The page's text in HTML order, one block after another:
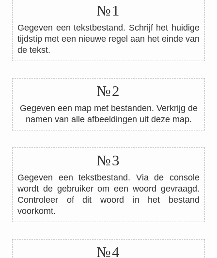
№1
Gegeven een tekstbestand. Schrijf het huidige
tijdstip met een nieuwe regel aan het einde van
de tekst.
№2
Gegeven een map met bestanden. Verkrijg de
namen van alle afbeeldingen uit deze map.
№3
Gegeven een tekstbestand. Via de console
wordt de gebruiker om een woord gevraagd.
Controleer of dit woord in het bestand
voorkomt.
№4